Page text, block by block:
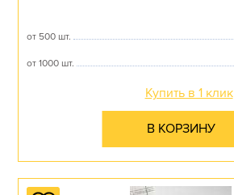
Перейти в раздел
от 500 шт.
от 1000 шт.
Купить в 1 клик
В КОРЗИНУ